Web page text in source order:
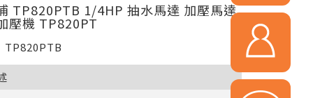
TP820PTB 1/4HP 抽水馬達 加壓馬達
壓機 TP820PT
TP820PTB